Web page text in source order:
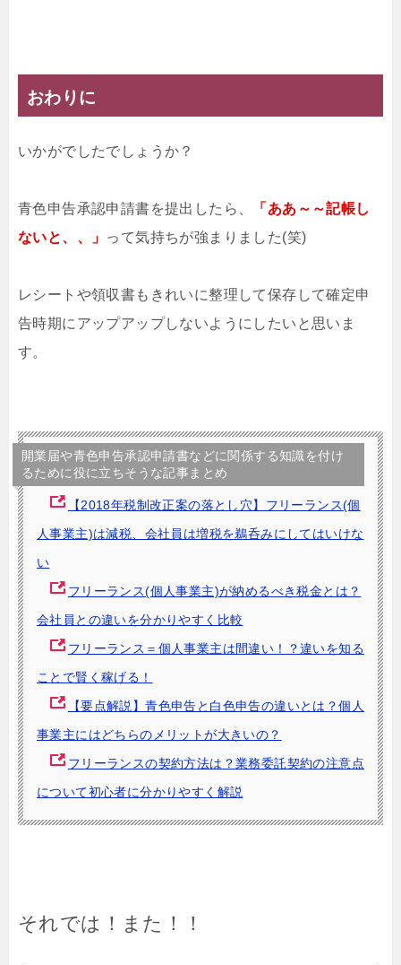
おわりに
いかがでしたでしょうか？
青色申告承認申請書を提出したら、
「ああ～～記帳し
ないと、、」 って気持ちが強まりました(笑)
レシートや領収書もきれいに整理して保存して確定申
告時期にアップアップしないようにしたいと思いま
す。
開業届や青色申告承認申請書などに関係する知識を付け
るために役に立ちそうな記事まとめ
【2018年税制改正案の落とし穴】フリーランス(個
人事業主)は減税、会社員は増税を鵜呑みにしてはいけな
い
フリーランス(個人事業主)が納めるべき税金とは？
会社員との違いを分かりやすく比較
フリーランス＝個人事業主は間違い！？違いを知る
ことで賢く稼げる！
【要点解説】青色申告と白色申告の違いとは？個人
事業主にはどちらのメリットが大きいの？
フリーランスの契約方法は？業務委託契約の注意点
について初心者に分かりやすく解説
それでは！また！！